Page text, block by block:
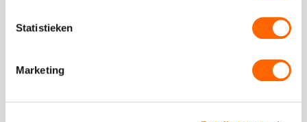
Statistieken
Marketing
Bekijk
Wijnproeverij